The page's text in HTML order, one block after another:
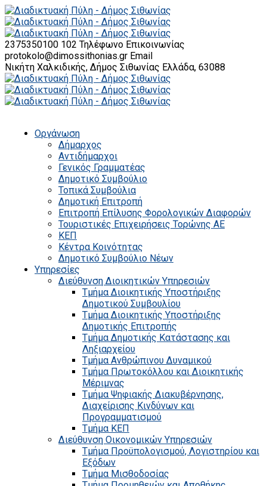
2375350100 102 Τηλέφωνο Επικοινωνίας
protokolo@dimossithonias.gr Email
Νικήτη Χαλκιδικής, Δήμος Σιθωνίας Ελλάδα, 63088
Οργάνωση
Δήμαρχος
Αντιδήμαρχοι
Γενικός Γραμματέας
Δημοτικό Συμβούλιο
Τοπικά Συμβούλια
Δημοτική Επιτροπή
Επιτροπή Επίλυσης Φορολογικών Διαφορών
Τουριστικές Επιχειρήσεις Τορώνης ΑΕ
ΚΕΠ
Κέντρα Κοινότητας
Δημοτικό Συμβούλιο Νέων
Υπηρεσίες
Διεύθυνση Διοικητικών Υπηρεσιών
Τμήμα Διοικητικής Υποστήριξης
Δημοτικού Συμβουλίου
Τμήμα Διοικητικής Υποστήριξης
Δημοτικής Επιτροπής
Τμήμα Δημοτικής Κατάστασης και
Ληξιαρχείου
Τμήμα Ανθρώπινου Δυναμικού
Τμήμα Πρωτοκόλλου και Διοικητικής
Μέριμνας
Τμήμα Ψηφιακής Διακυβέρνησης,
Διαχείρισης Κινδύνων και
Προγραμματισμού
Τμήμα ΚΕΠ
Διεύθυνση Οικονομικών Υπηρεσιών
Τμήμα Προϋπολογισμού, Λογιστηρίου και
Εξόδων
Τμήμα Μισθοδοσίας